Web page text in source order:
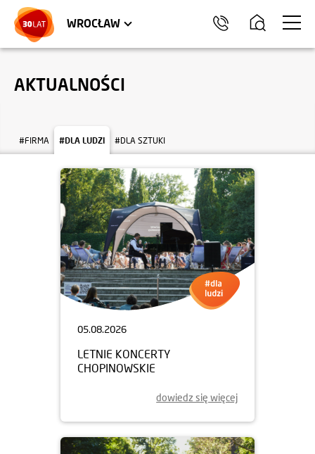
WROCŁAW
TRÓJMIASTO
AKTUALNOŚCI
#FIRMA #DLA LUDZI #DLA SZTUKI
05.08.2026
LETNIE KONCERTY
CHOPINOWSKIE
dowiedz się więcej